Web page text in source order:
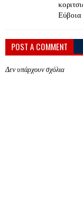
Εύβοια
POST A COMMENT
Δεν υπάρχουν σχόλια